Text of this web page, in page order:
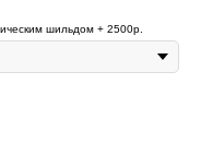
шильдом + 2500р.